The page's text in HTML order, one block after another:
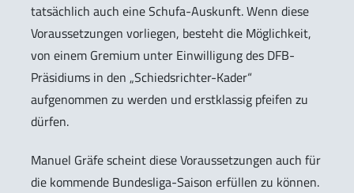
tatsächlich auch eine Schufa-Auskunft. Wenn diese
Voraussetzungen vorliegen, besteht die Möglichkeit,
von einem Gremium unter Einwilligung des DFB-
Präsidiums in den „Schiedsrichter-Kader“
aufgenommen zu werden und erstklassig pfeifen zu
dürfen.
Manuel Gräfe scheint diese Voraussetzungen auch für
die kommende Bundesliga-Saison erfüllen zu können.